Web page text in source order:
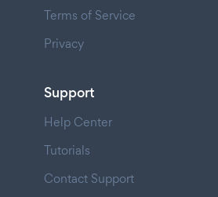
Terms of Service
Privacy
Support
Help Center
Tutorials
Contact Support